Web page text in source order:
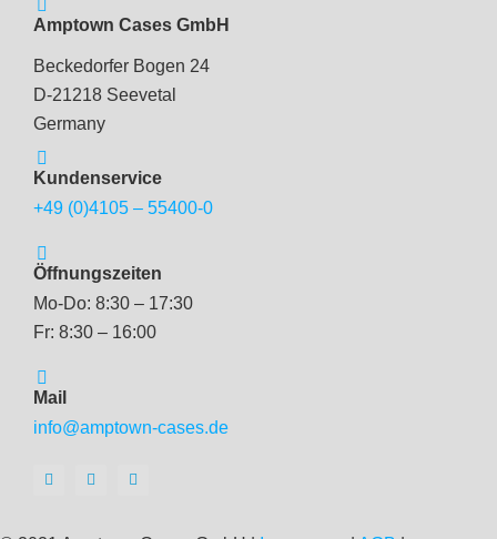
Amptown Cases GmbH
Beckedorfer Bogen 24
D-21218 Seevetal
Germany
Kundenservice
+49 (0)4105 – 55400-0
Öffnungszeiten
Mo-Do: 8:30 – 17:30
Fr: 8:30 – 16:00
Mail
info@amptown-cases.de